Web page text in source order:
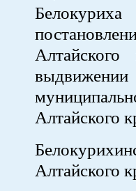
Алтайского
Алтайского